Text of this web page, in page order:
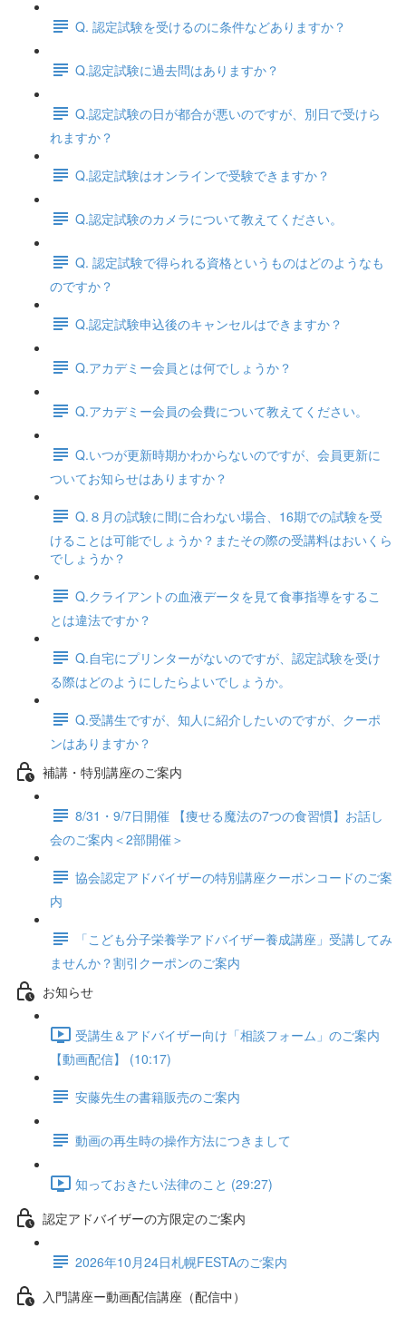
Q. 認定試験を受けるのに条件などありますか？
Q.認定試験に過去問はありますか？
Q.認定試験の日が都合が悪いのですが、別日で受けら
れますか？
Q.認定試験はオンラインで受験できますか？
Q.認定試験のカメラについて教えてください。
Q. 認定試験で得られる資格というものはどのようなも
のですか？
Q.認定試験申込後のキャンセルはできますか？
Q.アカデミー会員とは何でしょうか？
Q.アカデミー会員の会費について教えてください。
Q.いつが更新時期かわからないのですが、会員更新に
ついてお知らせはありますか？
Q.８月の試験に間に合わない場合、16期での試験を受
けることは可能でしょうか？またその際の受講料はおいくら
でしょうか？
Q.クライアントの血液データを見て食事指導をするこ
とは違法ですか？
Q.自宅にプリンターがないのですが、認定試験を受け
る際はどのようにしたらよいでしょうか。
Q.受講生ですが、知人に紹介したいのですが、クーポ
ンはありますか？
補講・特別講座のご案内
8/31・9/7日開催 【痩せる魔法の7つの食習慣】お話し
会のご案内＜2部開催＞
協会認定アドバイザーの特別講座クーポンコードのご案
内
「こども分子栄養学アドバイザー養成講座」受講してみ
ませんか？割引クーポンのご案内
お知らせ
受講生＆アドバイザー向け「相談フォーム」のご案内
【動画配信】 (10:17)
安藤先生の書籍販売のご案内
動画の再生時の操作方法につきまして
知っておきたい法律のこと (29:27)
認定アドバイザーの方限定のご案内
2026年10月24日札幌FESTAのご案内
入門講座ー動画配信講座（配信中）